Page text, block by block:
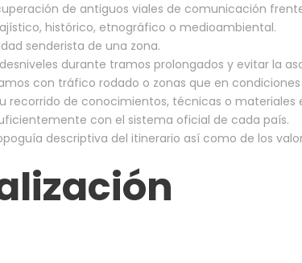
de antiguos viales de comunicación
histórico, etnográfico o medioambiental.
senderista de una zona.
durante tramos prolongados y evitar la
con tráfico rodado o zonas que en
recorrido de conocimientos, técnicas o materiales
con el sistema oficial de cada país.
descriptiva del itinerario así como de los